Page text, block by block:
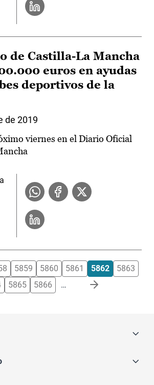
de Castilla-La Mancha
euros en ayudas
deportivos de la
de 2019
viernes en el Diario Oficial
5859 5860 5861 5862
5863
5865 5866 …